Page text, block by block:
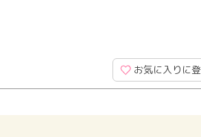
お気に入りに